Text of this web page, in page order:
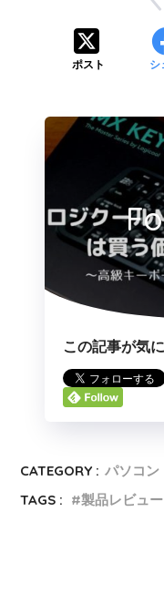
ポスト シ
この記事が気
CATEGORY : パソコン
TAGS :
製品レビュー